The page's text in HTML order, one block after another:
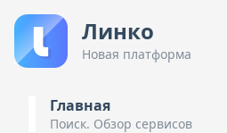
Линко
Новая платформа
Главная
Поиск. Обзор сервисов